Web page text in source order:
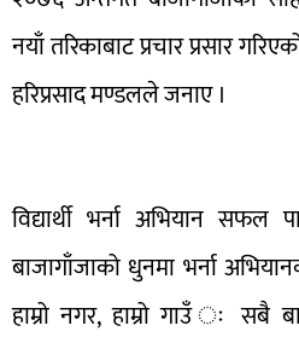
नयाँ तरिकाबाट प्रचार प्रसार
हरिप्रसाद मण्डलले जनाए ।
विद्यार्थी भर्ना अभियान सफल
बाजागाँजाको धुनमा भर्ना
हाम्रो नगर, हाम्रो गाउँ ः सबै